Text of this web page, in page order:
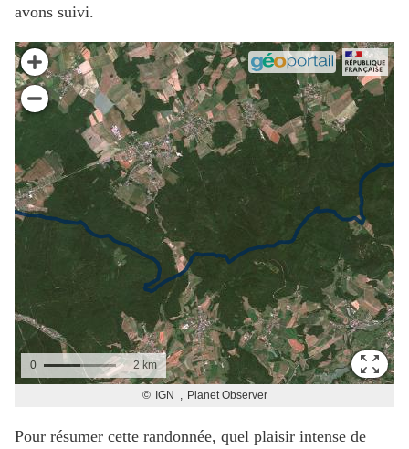
avons suivi.
Pour résumer cette randonnée, quel plaisir intense de